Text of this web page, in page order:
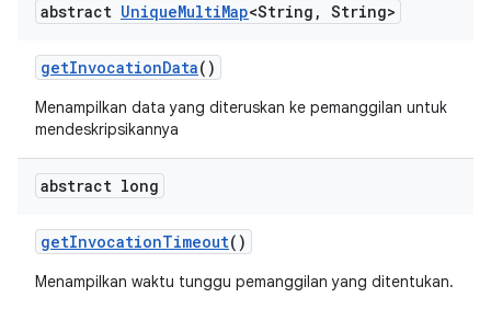
abstract UniqueMultiMap<String , String>
getInvocationData()
Menampilkan data yang diteruskan ke pemanggilan untuk
mendeskripsikannya
abstract long
getInvocationTimeout()
Menampilkan waktu tunggu pemanggilan yang ditentukan.